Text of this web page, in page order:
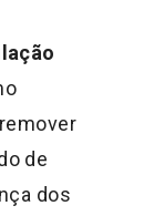
de
dos